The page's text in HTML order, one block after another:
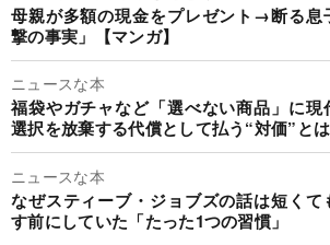
母親が多額の現金をプレゼント→断る息
撃の事実」【マンガ】
ニュースな本
福袋やガチャなど「選べない商品」に現
選択を放棄する代償として払う“対価”と
ニュースな本
なぜスティーブ・ジョブズの話は短く
す前にしていた「たった1つの習慣」